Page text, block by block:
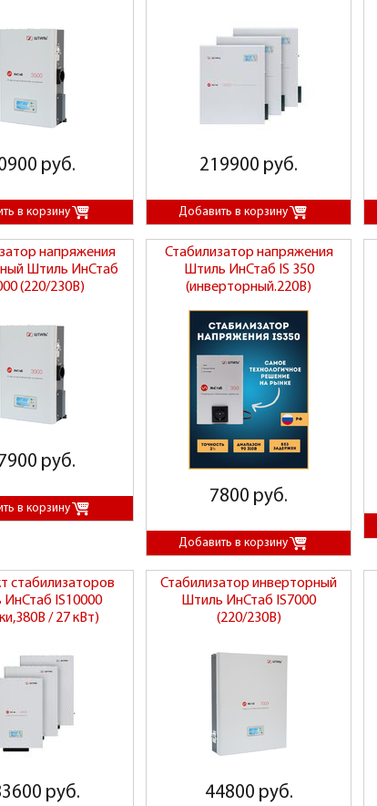
руб. 219900 руб.
напряжения
Штиль ИнСтаб
(220/230В)
руб.
Стабилизатор напряжения
Штиль ИнСтаб IS 350
(инверторный.220В)
7800 руб.
стабилизаторов
ИнСтаб IS10000
/ 27 кВт)
руб.
Стабилизатор инверторный
Штиль ИнСтаб IS7000
(220/230В)
44800 руб.